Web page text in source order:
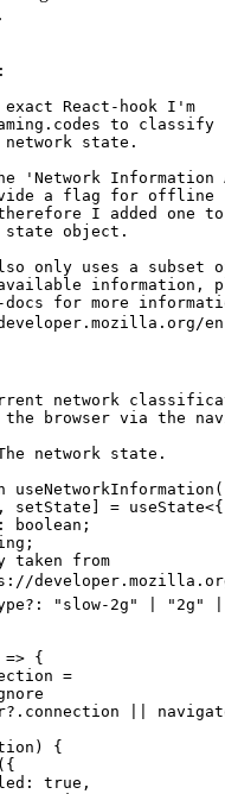
jouer avec cette
et en simulant
React-hook I'm
to classify
state.
'Network Information
a flag for offline
I added one to
state object.
only uses a subset
information,
docs for more
en-
network
browser via the
network state.
setState] = useState<{
boolean;
taken from
"slow-2g" | "2g"
=> {
||